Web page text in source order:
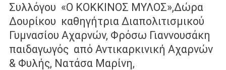
Συλλόγου «Ο ΚΟΚΚΙΝΟΣ ΜΥΛΟΣ»,Δώρα
Δουρίκου καθηγήτρια Διαπολιτισμικού
Γυμνασίου Αχαρνών, Φρόσω Γιαννουσάκη
παιδαγωγός από Αντικαρκινική Αχαρνών
& Φυλής, Νατάσα Μαρίνη,